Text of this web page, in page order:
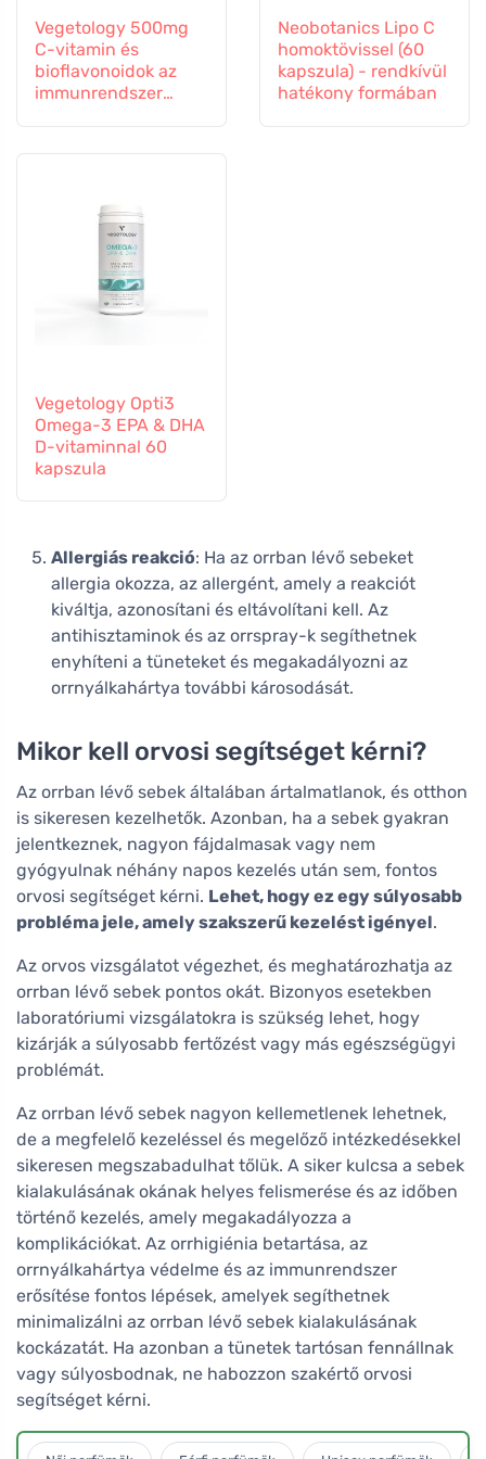
Vegetology 500mg
C-vitamin és
bioflavonoidok az
immunrendszer
Neobotanics Lipo C
homoktövissel (60
kapszula) - rendkívül
hatékony formában
Vegetology Opti3
Omega-3 EPA & DHA
D-vitaminnal 60
kapszula
Allergiás reakció: Ha az orrban lévő sebeket
allergia okozza, az allergént, amely a reakciót
kiváltja, azonosítani és eltávolítani kell. Az
antihisztaminok és az orrspray-k segíthetnek
enyhíteni a tüneteket és megakadályozni az
orrnyálkahártya további károsodását.
Mikor kell orvosi segítséget kérni?
Az orrban lévő sebek általában ártalmatlanok, és otthon
is sikeresen kezelhetők. Azonban, ha a sebek gyakran
jelentkeznek, nagyon fájdalmasak vagy nem
gyógyulnak néhány napos kezelés után sem, fontos
orvosi segítséget kérni. Lehet, hogy ez egy súlyosabb
probléma jele, amely szakszerű kezelést igényel.
Az orvos vizsgálatot végezhet, és meghatározhatja az
orrban lévő sebek pontos okát. Bizonyos esetekben
laboratóriumi vizsgálatokra is szükség lehet, hogy
kizárják a súlyosabb fertőzést vagy más egészségügyi
problémát.
Az orrban lévő sebek nagyon kellemetlenek lehetnek,
de a megfelelő kezeléssel és megelőző intézkedésekkel
sikeresen megszabadulhat tőlük. A siker kulcsa a sebek
kialakulásának okának helyes felismerése és az időben
történő kezelés, amely megakadályozza a
komplikációkat. Az orrhigiénia betartása, az
orrnyálkahártya védelme és az immunrendszer
erősítése fontos lépések, amelyek segíthetnek
minimalizálni az orrban lévő sebek kialakulásának
kockázatát. Ha azonban a tünetek tartósan fennállnak
vagy súlyosbodnak, ne habozzon szakértő orvosi
segítséget kérni.